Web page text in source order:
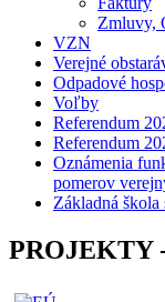
Zmluvy,
VZN
Verejné
Odpadové
Voľby
Referendum
Referendum
Oznámenia
pomerov
Základná škola
PROJEKTY